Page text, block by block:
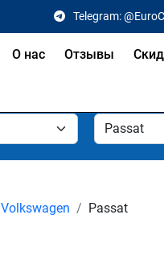
Telegram:
О нас Отзывы
Volkswagen Passat